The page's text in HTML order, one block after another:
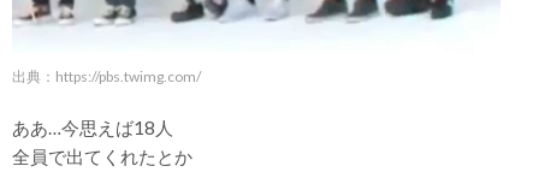
出典： https://pbs.twimg.com/
ああ…今思えば18人
全員で出てくれたとか